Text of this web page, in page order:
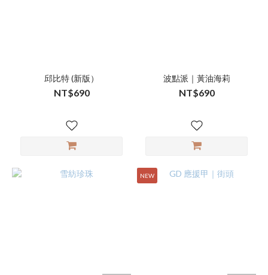
邱比特 (新版）
NT$690
波點派｜黃油海莉
NT$690
NEW